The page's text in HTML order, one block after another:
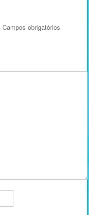
Campos obrigatórios